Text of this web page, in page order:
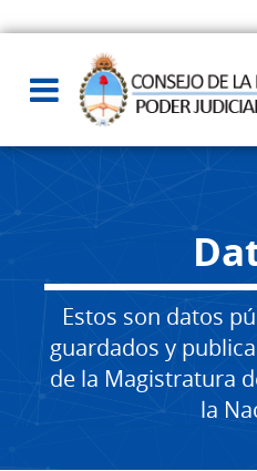
Estos son datos
guardados y
de la Magistratura
la